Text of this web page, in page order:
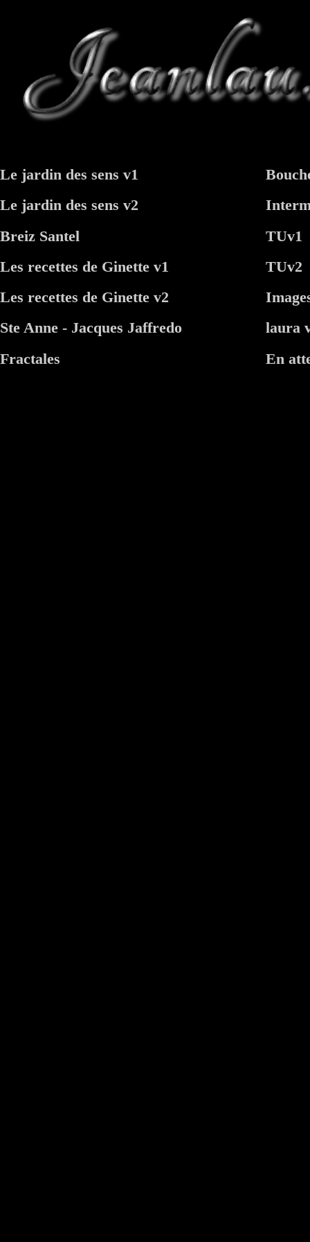
Le jardin des sens v1
Le jardin des sens v2
Breiz Santel
Les recettes de Ginette v1
Les recettes de Ginette v2
Ste Anne - Jacques Jaffredo
Fractales
TUv1
TUv2
laura
En